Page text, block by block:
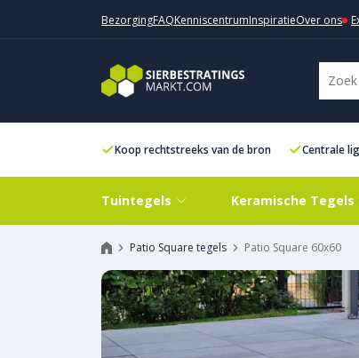
BezorgingFAQKenniscentrumInspiratieOver ons
Koop rechtstreeks van de bron Centrale
Tuintegels Keramische Tegels
Patio Square tegels Patio Square 60x60